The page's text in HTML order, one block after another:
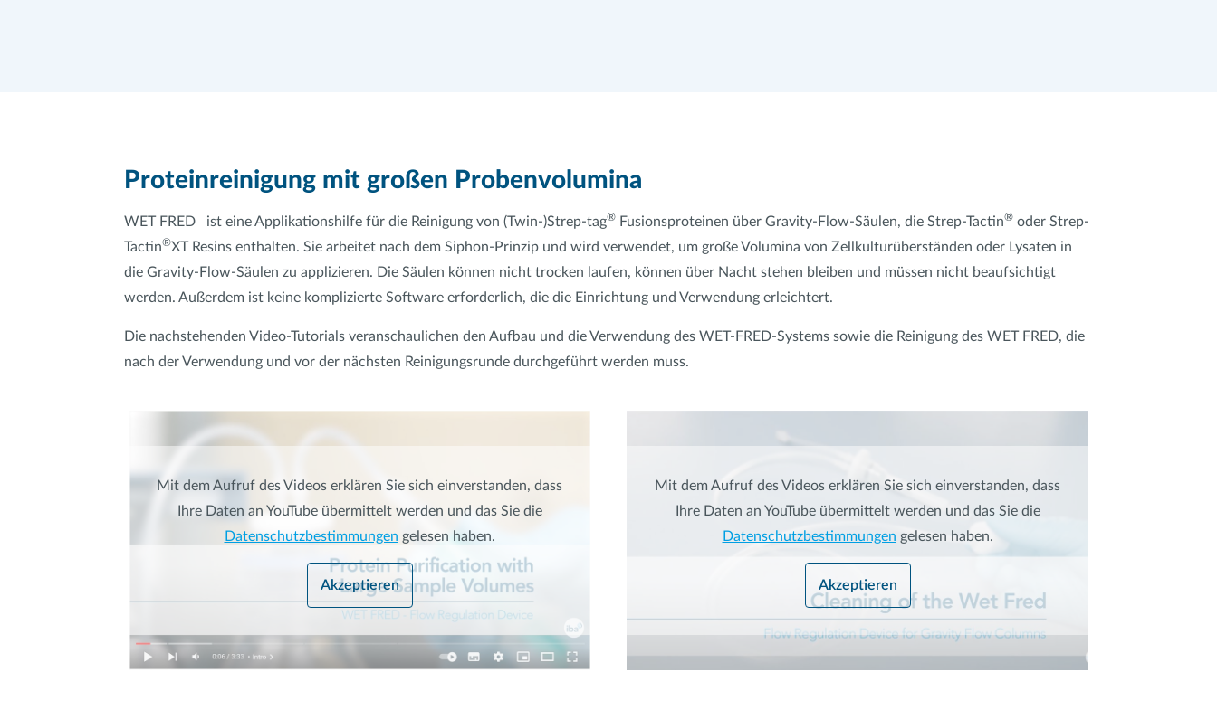
Proteinreinigung mit großen Probenvolumina
WET FRED ist eine Applikationshilfe für die Reinigung von (Twin-)Strep-tag® Fusionsproteinen über Gravity-Flow-Säulen, die Strep-Tactin® oder Strep-
Tactin®XT Resins enthalten. Sie arbeitet nach dem Siphon-Prinzip und wird verwendet, um große Volumina von Zellkulturüberständen oder Lysaten in
die Gravity-Flow-Säulen zu applizieren. Die Säulen können nicht trocken laufen, können über Nacht stehen bleiben und müssen nicht beaufsichtigt
werden. Außerdem ist keine komplizierte Software erforderlich, die die Einrichtung und Verwendung erleichtert.
Die nachstehenden Video-Tutorials veranschaulichen den Aufbau und die Verwendung des WET-FRED-Systems sowie die Reinigung des WET FRED, die
nach der Verwendung und vor der nächsten Reinigungsrunde durchgeführt werden muss.
Mit dem Aufruf des Videos erklären Sie sich einverstanden, dass
Ihre Daten an YouTube übermittelt werden und das Sie die
Datenschutzbestimmungen gelesen haben.
Akzeptieren
Mit dem Aufruf des Videos erklären Sie sich einverstanden, dass
Ihre Daten an YouTube übermittelt werden und das Sie die
Datenschutzbestimmungen gelesen haben.
Akzeptieren